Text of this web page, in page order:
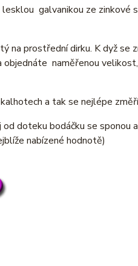
galvanikou ze
na prostřední dirku. K dyž
naměřenou
a tak se nejlépe
doteku bodáčku se sponou
nabízené hodnotě)